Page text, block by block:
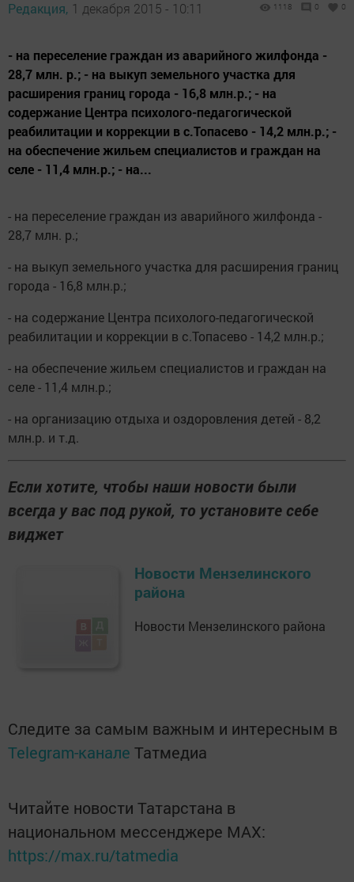
Редакция, 1 декабря 2015 - 10:11 1118 0 0
- на переселение граждан из аварийного жилфонда -
28,7 млн. р.; - на выкуп земельного участка для
расширения границ города - 16,8 млн.р.; - на
содержание Центра психолого-педагогической
реабилитации и коррекции в с.Топасево - 14,2 млн.р.; -
на обеспечение жильем специалистов и граждан на
селе - 11,4 млн.р.; - на...
- на переселение граждан из аварийного жилфонда -
28,7 млн. р.;
- на выкуп земельного участка для расширения границ
города - 16,8 млн.р.;
- на содержание Центра психолого-педагогической
реабилитации и коррекции в с.Топасево - 14,2 млн.р.;
- на обеспечение жильем специалистов и граждан на
селе - 11,4 млн.р.;
- на организацию отдыха и оздоровления детей - 8,2
млн.р. и т.д.
Если хотите, чтобы наши новости были
всегда у вас под рукой, то установите себе
виджет
Новости Мензелинского
района
Новости Мензелинского района
Следите за самым важным и интересным в
Telegram-канале Татмедиа
Читайте новости Татарстана в
национальном мессенджере MАХ:
https://max.ru/tatmedia